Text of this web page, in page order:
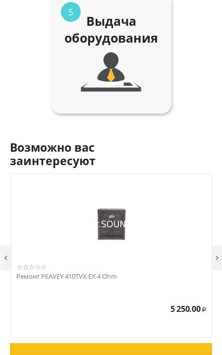
5
Выдача
оборудования
Возможно вас
заинтересуют
Ремонт PEAVEY 410TVX EX 4 Ohm
5 250.00 Р
 